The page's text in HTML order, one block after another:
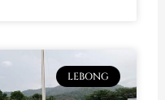
LEBONG